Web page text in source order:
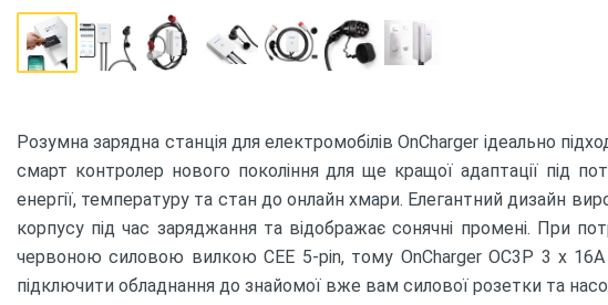
Розумна зарядна станція для електромобілів OnCharger ідеально
смарт контролер нового покоління для ще кращої адаптації під
енергії, температуру та стан до онлайн хмари. Елегантний дизайн
корпусу під час заряджання та відображає сонячні промені. При
червоною силовою вилкою CEE 5-pin, тому OnCharger OC3P 3 x
підключити обладнання до знайомої вже вам силової розетки та